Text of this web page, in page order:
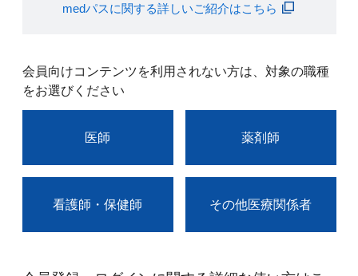
medパスに関する詳しいご紹介はこちら
会員向けコンテンツを利用されない方は、対象の職種
をお選びください
医師 薬剤師
看護師・保健師 その他医療関係者